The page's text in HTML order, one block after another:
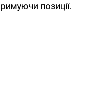
позиції.